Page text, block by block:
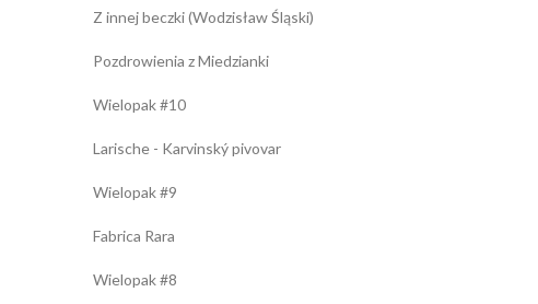
Z innej beczki (Wodzisław Śląski)
Pozdrowienia z Miedzianki
Wielopak #10
Larische - Karvinský pivovar
Wielopak #9
Fabrica Rara
Wielopak #8